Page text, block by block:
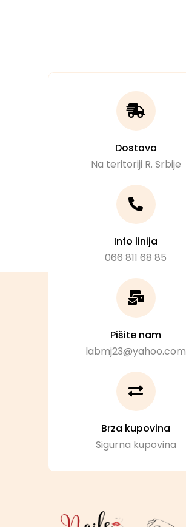
Dostava
Na teritoriji R. Srbije
Info linija
066 811 68 85
Pišite nam
labmj23@yahoo.com
Brza kupovina
Sigurna kupovina